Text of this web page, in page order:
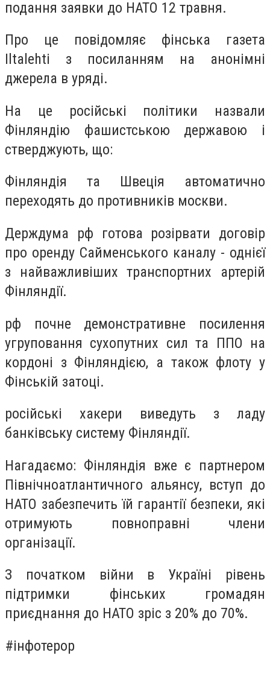
подання заявки до НАТО 12 травня.
Про це повідомляє фінська газета
Iltalehti з посиланням на анонімні
джерела в уряді.
На це російські політики назвали
Фінляндію фашистською державою і
стверджують, що:
Фінляндія та Швеція автоматично
переходять до противників москви.
Держдума рф готова розірвати договір
про оренду Сайменського каналу - однієї
з найважливіших транспортних артерій
Фінляндії.
рф почне демонстративне посилення
угруповання сухопутних сил та ППО на
кордоні з Фінляндією, а також флоту у
Фінській затоці.
російські хакери виведуть з ладу
банківську систему Фінляндії.
Нагадаємо: Фінляндія вже є партнером
Північноатлантичного альянсу, вступ до
НАТО забезпечить їй гарантії безпеки, які
отримують повноправні члени
організації.
З початком війни в Україні рівень
підтримки фінських громадян
приєднання до НАТО зріс з 20% до 70%.
#інфотерор